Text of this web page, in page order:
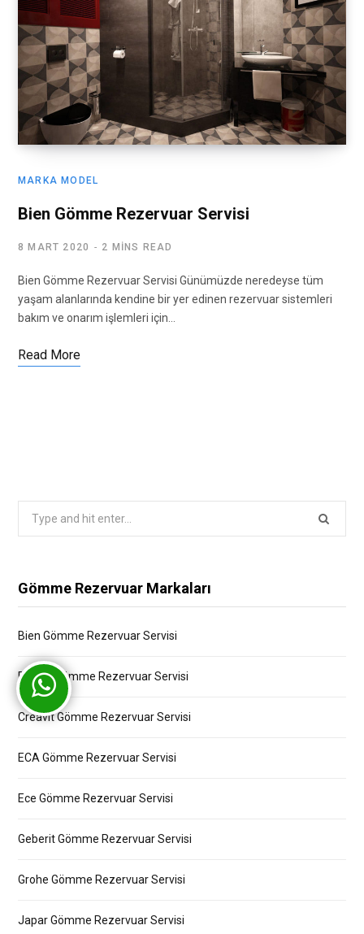
MARKA MODEL
Bien Gömme Rezervuar Servisi
8 MART 2020 2 MINS READ
Bien Gömme Rezervuar Servisi Günümüzde neredeyse tüm
yaşam alanlarında kendine bir yer edinen rezervuar sistemleri
bakım ve onarım işlemleri için…
Read More
Gömme Rezervuar Markaları
Bien Gömme Rezervuar Servisi
Bocchi Gömme Rezervuar Servisi
Creavit Gömme Rezervuar Servisi
ECA Gömme Rezervuar Servisi
Ece Gömme Rezervuar Servisi
Geberit Gömme Rezervuar Servisi
Grohe Gömme Rezervuar Servisi
Japar Gömme Rezervuar Servisi